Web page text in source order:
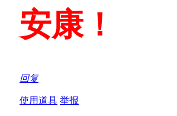
安康！
回复
使用道具 举报